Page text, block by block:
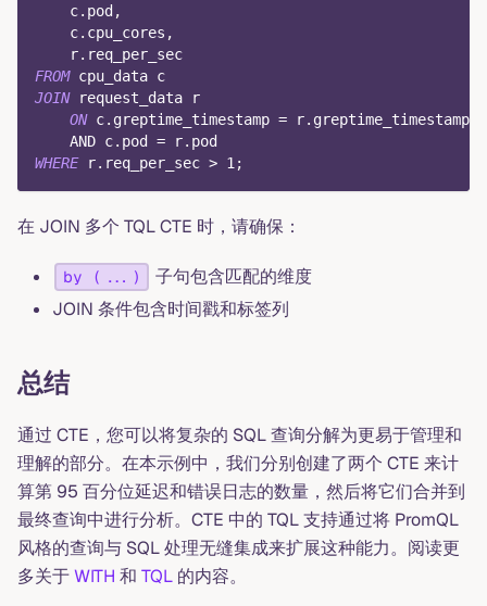
    c
. pod ,
    c
. cpu_cores ,
    r
. req_per_sec
FROM cpu_data c
JOIN request_data r
ON c. greptime_timestamp = r. greptime_timestamp
AND c. pod = r. pod
WHERE r. req_per_sec > 1 ;
在 JOIN 多个 TQL CTE 时，请确保：
by (...)
子句包含匹配的维度
JOIN 条件包含时间戳和标签列
总结
通过 CTE，您可以将复杂的 SQL 查询分解为更易于管理和
理解的部分。在本示例中，我们分别创建了两个 CTE 来计
算第 95 百分位延迟和错误日志的数量，然后将它们合并到
最终查询中进行分析。CTE 中的 TQL 支持通过将 PromQL
风格的查询与 SQL 处理无缝集成来扩展这种能力。阅读更
多关于WITH 和 TQL 的内容。